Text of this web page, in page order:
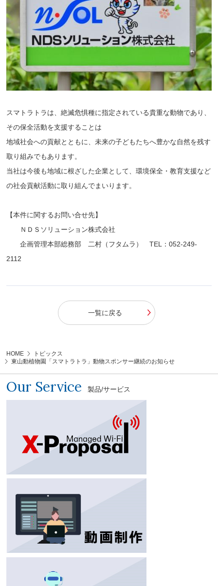
スマトラトラは、絶滅危惧種に指定されている貴重な動物であり、
その保全活動を支援することは
地域社会への貢献とともに、未来の子どもたちへ豊かな自然を残す
取り組みでもあります。
当社は今後も地域に根ざした企業として、環境保全・教育支援など
の社会貢献活動に取り組んでまいります。
【本件に関するお問い合せ先】
ＮＤＳソリューション株式会社
企画管理本部総務部 二村（フタムラ） TEL：052-249-
2112
一覧に戻る
HOME
トピックス
東山動植物園「スマトラトラ」動物スポンサー継続のお知らせ
Our Service 製品/サービス